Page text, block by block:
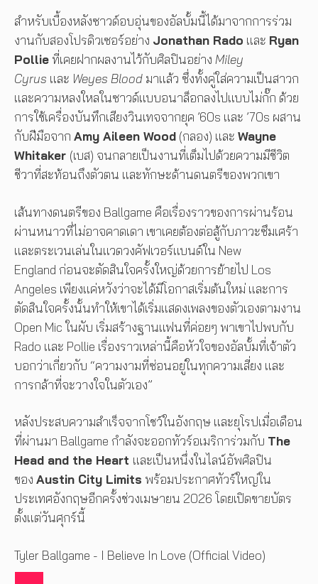
สำหรับเบื้องหลังซาวด์อบอุ่นของอัลบั้มนี้ได้มาจากการร่วม
งานกับสองโปรดิวเซอร์อย่าง Jonathan Rado และ Ryan
Pollie ที่เคยฝากผลงานไว้กับศิลปินอย่าง Miley
Cyrus และ Weyes Blood มาแล้ว ซึ่งทั้งคู่ใส่ความเป็นสาวก
และความหลงใหลในซาวด์แบบอนาล็อกลงไปแบบไม่กั๊ก ด้วย
การใช้เครื่องบันทึกเสียงวินเทจจากยุค ’60s และ ’70s ผสาน
กับฝีมือจาก Amy Aileen Wood (กลอง) และ Wayne
Whitaker (เบส) จนกลายเป็นงานที่เต็มไปด้วยความมีชีวิต
ชีวาที่สะท้อนถึงตัวตน และทักษะด้านดนตรีของพวกเขา
เส้นทางดนตรีของ Ballgame คือเรื่องราวของการผ่านร้อน
ผ่านหนาวที่ไม่อาจคาดเดา เขาเคยต้องต่อสู้กับภาวะซึมเศร้า
และตระเวนเล่นในแวดวงคัฟเวอร์แบนด์ใน New
England ก่อนจะตัดสินใจครั้งใหญ่ด้วยการย้ายไป Los
Angeles เพียงแค่หวังว่าจะได้มีโอกาสเริ่มต้นใหม่ และการ
ตัดสินใจครั้งนั้นทำให้เขาได้เริ่มแสดงเพลงของตัวเองตามงาน
Open Mic ในผับ เริ่มสร้างฐานแฟนที่ค่อยๆ พาเขาไปพบกับ
Rado และ Pollie เรื่องราวเหล่านี้คือหัวใจของอัลบั้มที่เจ้าตัว
บอกว่าเกี่ยวกับ “ความงามที่ซ่อนอยู่ในทุกความเสี่ยง และ
การกล้าที่จะวางใจในตัวเอง”
หลังประสบความสำเร็จจากโชว์ในอังกฤษ และยุโรปเมื่อเดือน
ที่ผ่านมา Ballgame กำลังจะออกทัวร์อเมริการ่วมกับ The
Head and the Heart และเป็นหนึ่งในไลน์อัพศิลปิน
ของ Austin City Limits พร้อมประกาศทัวร์ใหญ่ใน
ประเทศอังกฤษอีกครั้งช่วงเมษายน 2026 โดยเปิดขายบัตร
ตั้งแต่วันศุกร์นี้
Tyler Ballgame - I Believe In Love (Official Video)